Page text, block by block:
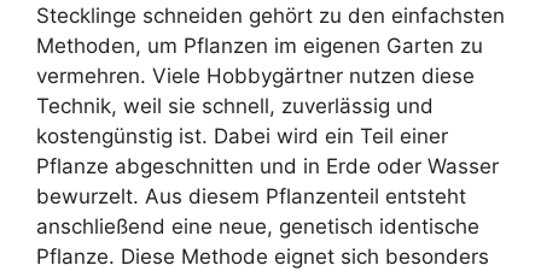
Stecklinge schneiden gehört zu den einfachsten
Methoden, um Pflanzen im eigenen Garten zu
vermehren. Viele Hobbygärtner nutzen diese
Technik, weil sie schnell, zuverlässig und
kostengünstig ist. Dabei wird ein Teil einer
Pflanze abgeschnitten und in Erde oder Wasser
bewurzelt. Aus diesem Pflanzenteil entsteht
anschließend eine neue, genetisch identische
Pflanze. Diese Methode eignet sich besonders